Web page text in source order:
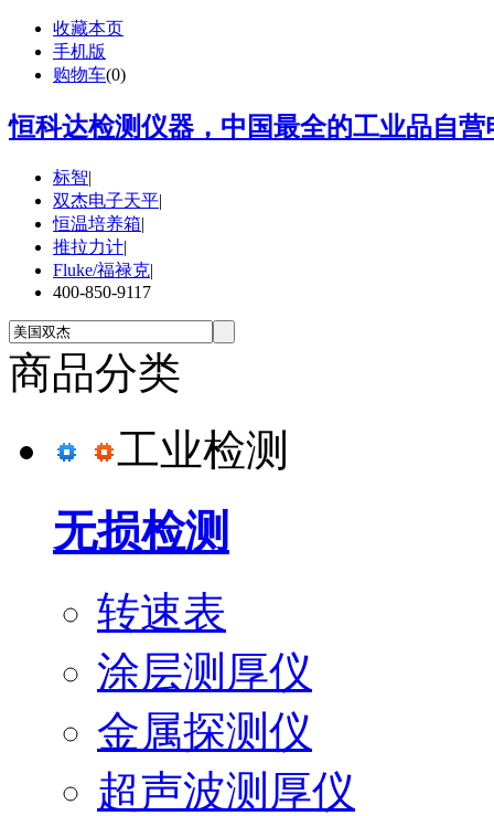
收藏本页
手机版
购物车(0)
恒科达检测仪器，中国最全的工业品自
标智|
双杰电子天平|
恒温培养箱|
推拉力计|
Fluke/福禄克|
400-850-9117
商品分类
工业检测
无损检测
转速表
涂层测厚仪
金属探测仪
超声波测厚仪